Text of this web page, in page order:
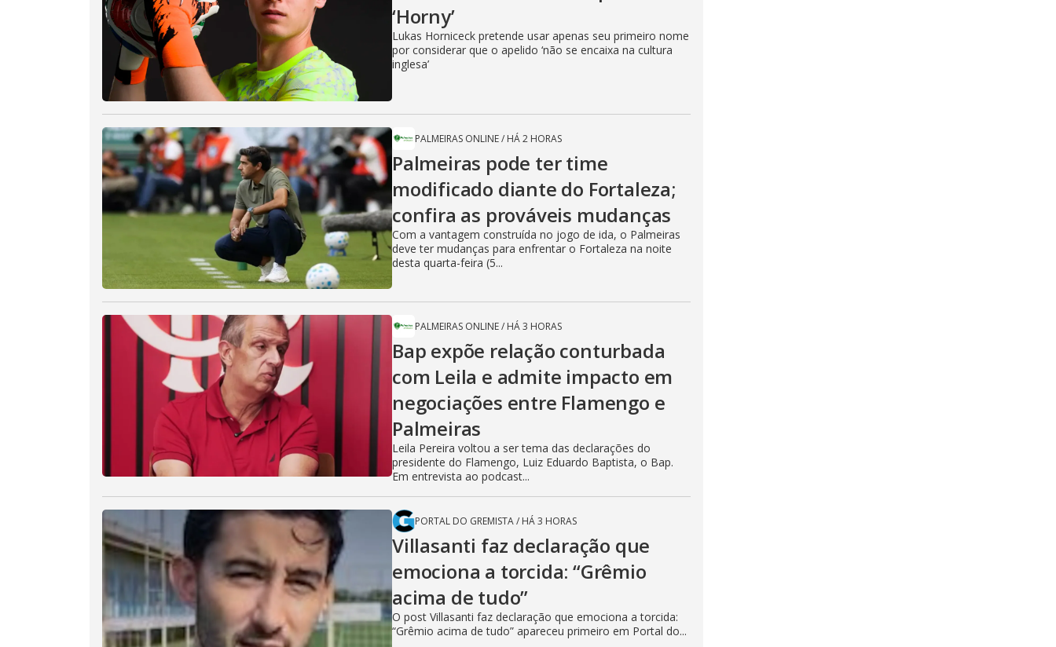
‘Horny’
Lukas Horniceck pretende usar apenas seu primeiro nome
por considerar que o apelido ‘não se encaixa na cultura
inglesa’
PALMEIRAS ONLINE/ HÁ 2 HORAS
Palmeiras pode ter time
modificado diante do Fortaleza;
confira as prováveis mudanças
Com a vantagem construída no jogo de ida, o Palmeiras
deve ter mudanças para enfrentar o Fortaleza na noite
desta quarta-feira (5...
PALMEIRAS ONLINE/ HÁ 3 HORAS
Bap expõe relação conturbada
com Leila e admite impacto em
negociações entre Flamengo e
Palmeiras
Leila Pereira voltou a ser tema das declarações do
presidente do Flamengo, Luiz Eduardo Baptista, o Bap.
Em entrevista ao podcast...
PORTAL DO GREMISTA/ HÁ 3 HORAS
Villasanti faz declaração que
emociona a torcida: “Grêmio
acima de tudo”
O post Villasanti faz declaração que emociona a torcida:
“Grêmio acima de tudo” apareceu primeiro em Portal do...